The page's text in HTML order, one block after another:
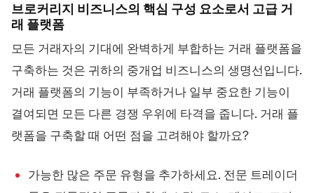
브로커리지 비즈니스의 핵심 구성 요소로서 고급 거
래 플랫폼
모든 거래자의 기대에 완벽하게 부합하는 거래 플랫폼을
구축하는 것은 귀하의 중개업 비즈니스의 생명선입니다.
거래 플랫폼의 기능이 부족하거나 일부 중요한 기능이
결여되면 모든 다른 경쟁 우위에 타격을 줍니다. 거래 플
랫폼을 구축할 때 어떤 점을 고려해야 할까요?
가능한 많은 주문 유형을 추가하세요. 전문 트레이더